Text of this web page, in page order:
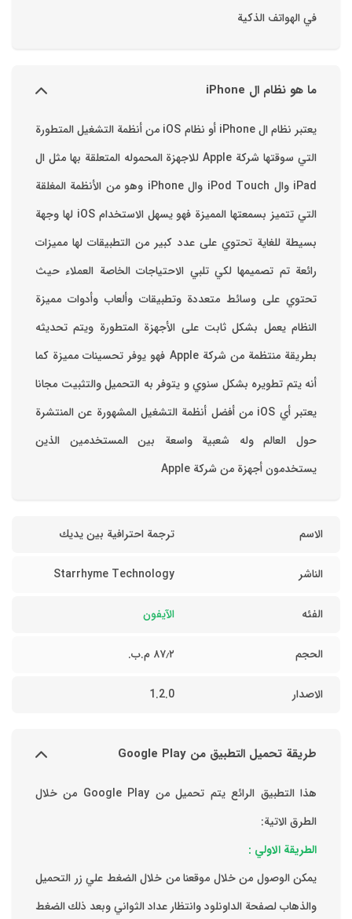
في الهواتف الذكية
ما هو نظام ال iPhone
يعتبر نظام ال iPhone أو نظام iOS من أنظمة التشغيل المتطورة
التي سوقتها شركة Apple للاجهزة المحموله المتعلقة بها مثل ال
iPad وال iPod Touch وال iPhone وهو من الأنظمة المغلقة
التي تتميز بسمعتها المميزة فهو يسهل الاستخدام ‏iOS لها وجهة
بسيطة للغاية تحتوي على عدد كبير من التطبيقات لها مميزات
رائعة تم تصميمها لكي تلبي الاحتياجات الخاصة العملاء حيث
تحتوي على وسائط متعددة وتطبيقات وألعاب وأدوات مميزة
‏النظام يعمل بشكل ثابت على الأجهزة المتطورة ويتم تحديثه
بطريقة منتظمة من شركة Apple فهو يوفر تحسينات مميزة كما
أنه يتم تطويره بشكل سنوي و يتوفر به التحميل والتثبيت مجانا
‏يعتبر أي iOS من أفضل أنظمة التشغيل المشهورة عن المنتشرة
حول العالم وله شعبية واسعة بين المستخدمين الذين
يستخدمون أجهزة من شركة Apple
الاسم ترجمة احترافية بين يديك
الناشر Starrhyme Technology
الفئه الآيفون
الحجم ٨٧٫٢ م.ب.
الاصدار 1.2.0
طريقة تحميل التطبيق من Google Play
هذا التطبيق الرائع يتم تحميل من Google Play من خلال
الطرق الاتية:
الطريقة الاولي :
يمكن الوصول من خلال موقعنا من خلال الضغط علي زر التحميل
والذهاب لصفحة الداونلود وانتظار عداد الثواني وبعد ذلك الضغط